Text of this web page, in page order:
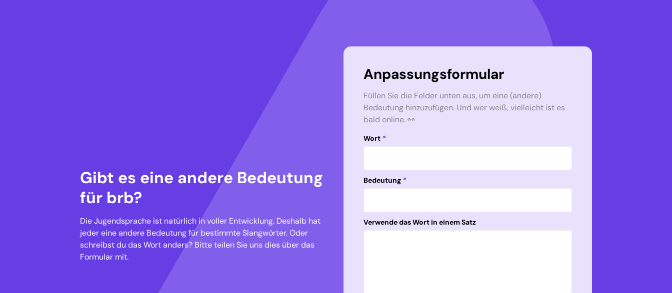
Gibt es eine andere Bedeutung
für brb?
Die Jugendsprache ist natürlich in voller Entwicklung. Deshalb hat
jeder eine andere Bedeutung für bestimmte Slangwörter. Oder
schreibst du das Wort anders? Bitte teilen Sie uns dies über das
Formular mit.
Anpassungsformular
Füllen Sie die Felder unten aus, um eine (andere)
Bedeutung hinzuzufügen. Und wer weiß, vielleicht ist es
bald online. 👀
Wort *
Bedeutung *
Verwende das Wort in einem Satz